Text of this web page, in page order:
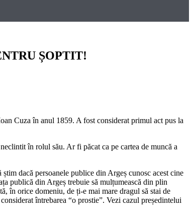
ȘOPTIT!
Cuza în anul 1859. A fost considerat primul act pus la
în rolul său. Ar fi păcat ca pe cartea de muncă a
dacă persoanele publice din Argeș cunosc acest cine
publică din Argeș trebuie să mulțumească din plin
în orice domeniu, de ți-e mai mare dragul să stai de
întrebarea “o prostie”. Vezi cazul președintelui